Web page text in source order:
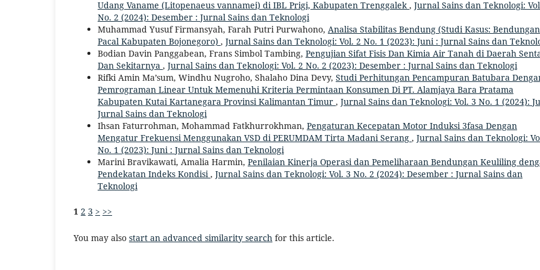
Udang Vaname (Litopenaeus vannamei) di IBL Prigi, Kabupaten Trenggalek , Jurnal Sains dan Teknologi:
No. 2 (2024): Desember : Jurnal Sains dan Teknologi
Muhammad Yusuf Firmansyah, Farah Putri Purwahono, Analisa Stabilitas Bendung (Studi Kasus: Bendungan
Pacal Kabupaten Bojonegoro) , Jurnal Sains dan Teknologi: Vol. 2 No. 1 (2023): Juni : Jurnal Sains dan
Bodian Davin Panggabean, Frans Simbol Tambing, Pengujian Sifat Fisis Dan Kimia Air Tanah di Daerah
Dan Sekitarnya , Jurnal Sains dan Teknologi: Vol. 2 No. 2 (2023): Desember : Jurnal Sains dan Teknologi
Rifki Amin Ma’sum, Windhu Nugroho, Shalaho Dina Devy, Studi Perhitungan Pencampuran Batubara
Pemrograman Linear Untuk Memenuhi Kriteria Permintaan Konsumen Di PT. Alamjaya Bara Pratama
Kabupaten Kutai Kartanegara Provinsi Kalimantan Timur , Jurnal Sains dan Teknologi: Vol. 3 No. 1 (2024):
Jurnal Sains dan Teknologi
Ihsan Faturrohman, Mohammad Fatkhurrokhman, Pengaturan Kecepatan Motor Induksi 3fasa Dengan
Mengatur Frekuensi Menggunakan VSD di PERUMDAM Tirta Madani Serang , Jurnal Sains dan Teknologi:
No. 1 (2023): Juni : Jurnal Sains dan Teknologi
Marini Bravikawati, Amalia Harmin, Penilaian Kinerja Operasi dan Pemeliharaan Bendungan Keuliling
Pendekatan Indeks Kondisi , Jurnal Sains dan Teknologi: Vol. 3 No. 2 (2024): Desember : Jurnal Sains dan
Teknologi
1 2 3 > >>
You may also start an advanced similarity search for this article.